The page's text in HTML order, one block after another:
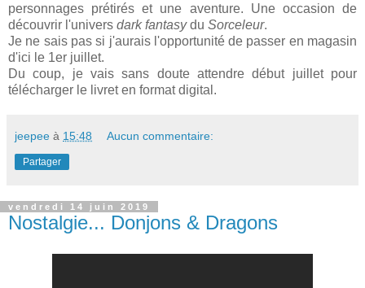
personnages prétirés et une aventure. Une occasion de
découvrir l'univers dark fantasydu Sorceleur.
Je ne sais pas si j'aurais l'opportunité de passer en magasin
d'ici le 1er juillet.
Du coup, je vais sans doute attendre début juillet pour
télécharger le livret en format digital.
jeepee à 15:48 Aucun commentaire:
Partager
vendredi 14 juin 2019
Nostalgie... Donjons & Dragons